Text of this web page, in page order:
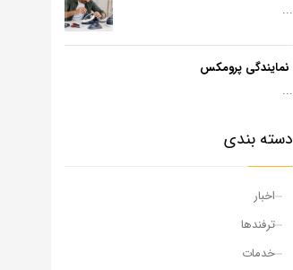
...
نمایندگی پرومکس
...
دسته بندی
اخبار
ترفندها
خدمات